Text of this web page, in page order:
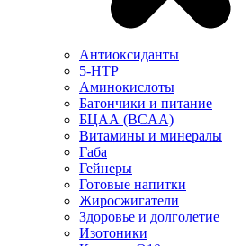
Антиоксиданты
5-HTP
Аминокислоты
Батончики и питание
БЦАА (BCAA)
Витамины и минералы
Габа
Гейнеры
Готовые напитки
Жиросжигатели
Здоровье и долголетие
Изотоники